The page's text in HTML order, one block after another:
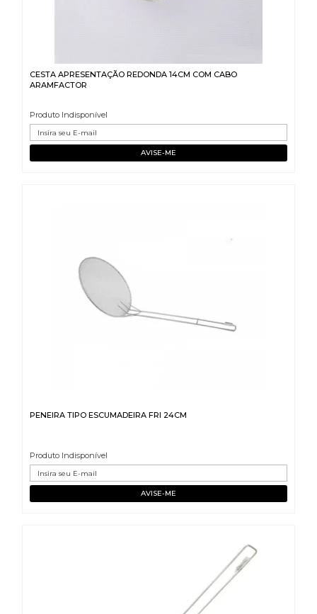
CESTA APRESENTAÇÃO REDONDA 14CM COM CABO
ARAMFACTOR
Produto Indisponível
PENEIRA TIPO ESCUMADEIRA FRI 24CM
Produto Indisponível